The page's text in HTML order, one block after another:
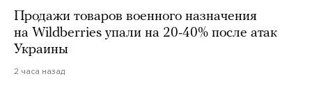
Продажи товаров военного назначения
на Wildberries упали на 20-40% после атак
Украины
2 часа назад